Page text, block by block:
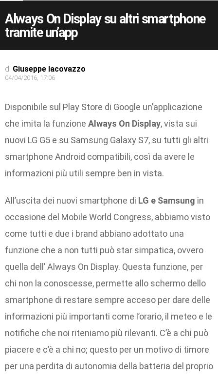
Always On Display su altri smartphone
tramite un’app
di Giuseppe Iacovazzo
04/04/2016, 17:06
Disponibile sul Play Store di Google un’applicazione
che imita la funzione Always On Display, vista sui
nuovi LG G5 e su Samsung Galaxy S7, su tutti gli altri
smartphone Android compatibili, così da avere le
informazioni più utili sempre ben in vista.
All’uscita dei nuovi smartphone di LG e Samsung in
occasione del Mobile World Congress, abbiamo visto
come tutti e due i brand abbiano adottato una
funzione che a non tutti può star simpatica, ovvero
quella dell’ Always On Display. Questa funzione, per
chi non la conoscesse, permette allo schermo dello
smartphone di restare sempre acceso per dare delle
informazioni più importanti come l’orario, il meteo e le
notifiche che noi riteniamo più rilevanti. C’è a chi può
piacere e c’è a chi no; questo per un motivo di timore
per una perdita di autonomia della batteria del proprio